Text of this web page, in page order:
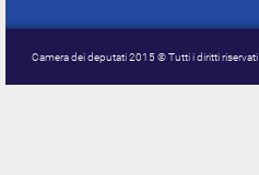
Camera dei deputati 2015 © Tutti i diritti riservati